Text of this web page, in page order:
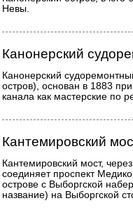
Невы.
Канонерский
Канонерский
остров), основан в 1883
канала как мастерские по
Кантемировский
Кантемировский мост,
соединяет проспект
острове с Выборгской
название) на Выборгской